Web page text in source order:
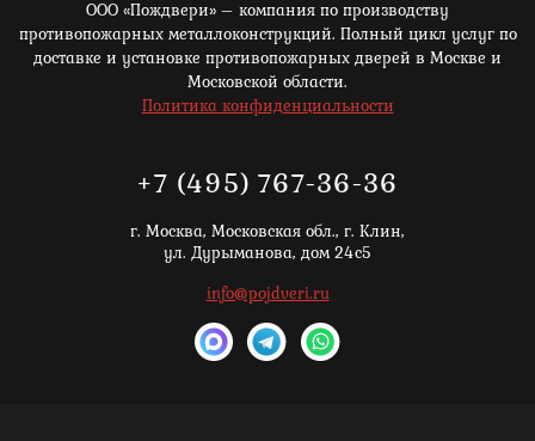
ООО «Пождвери» – компания по производству
противопожарных металлоконструкций. Полный цикл услуг по
доставке и установке противопожарных дверей в Москве и
Московской области.
Политика конфиденциальности
+7 (495) 767-36-36
г. Москва, Московская обл., г. Клин,
ул. Дурыманова, дом 24с5
info@pojdveri.ru